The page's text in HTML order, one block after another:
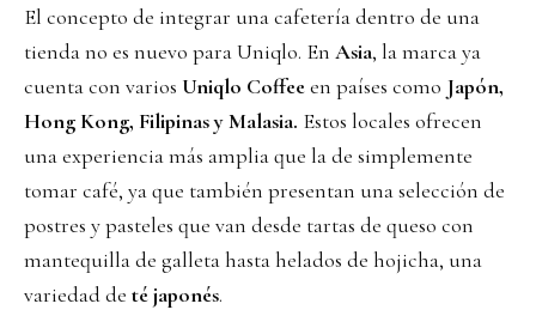
El concepto de integrar una cafetería dentro de una
tienda no es nuevo para Uniqlo. En Asia, la marca ya
cuenta con varios Uniqlo Coffeeen países como Japón,
Hong Kong, Filipinas y Malasia. Estos locales ofrecen
una experiencia más amplia que la de simplemente
tomar café, ya que también presentan una selección de
postres y pasteles que van desde tartas de queso con
mantequilla de galleta hasta helados de hojicha, una
variedad de té japonés.